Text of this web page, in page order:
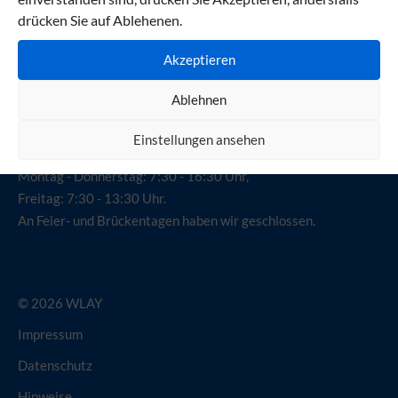
drücken Sie auf Ablehenen.
Akzeptieren
Ablehnen
Einstellungen ansehen
Kommunikationstechnik Wolfgang Lay GmbH
Alsterdorfer Straße 208
Montag - Donnerstag: 7:30 - 16:30 Uhr,
Freitag: 7:30 - 13:30 Uhr.
An Feier- und Brückentagen haben wir geschlossen.
© 2026 WLAY
Impressum
Datenschutz